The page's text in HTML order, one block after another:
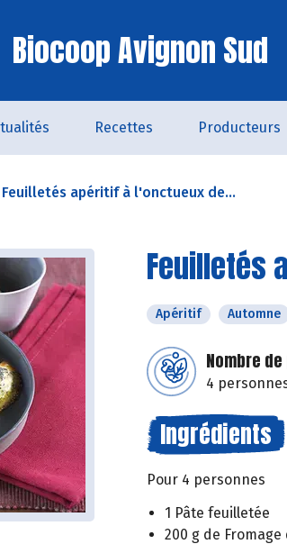
Biocoop Avignon Sud
Recettes Producteurs
Feuilletés apéritif à l'onctueux de...
Feuilletés
Apéritif Automne
Nombre
4
Ingrédients
Pour 4 personnes
1 Pâte feuilletée
200 g de